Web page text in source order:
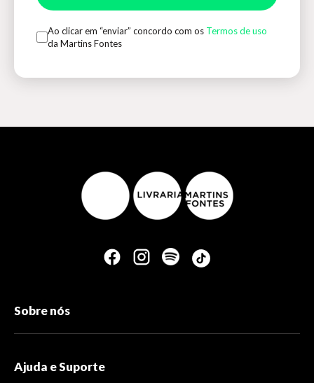
Ao clicar em “enviar” concordo com os Termos de uso
da Martins Fontes
Sobre nós
Ajuda e Suporte